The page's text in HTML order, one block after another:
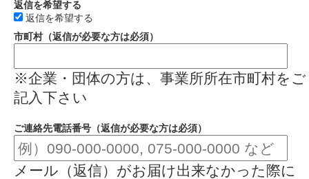
返信を希望する
返信を希望する
市町村（返信が必要な方は必須）
※企業・団体の方は、事業所所在市町村をご
記入下さい
ご連絡先電話番号（返信が必要な方は必須）
メール（返信）がお届け出来なかった際に